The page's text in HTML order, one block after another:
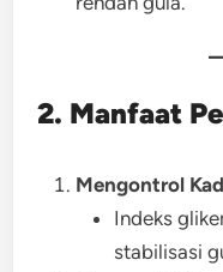
2. Manfaat
Mengontrol
Indeks
stabilisasi